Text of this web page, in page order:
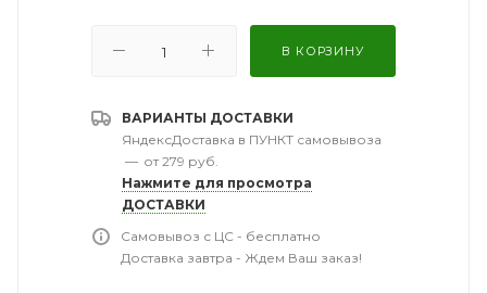
В КОРЗИНУ
ВАРИАНТЫ ДОСТАВКИ
ЯндексДоставка в ПУНКТ самовывоза
— от 279 руб.
Нажмите для просмотра
ДОСТАВКИ
Самовывоз с ЦС - бесплатно
Доставка завтра - Ждем Ваш заказ!